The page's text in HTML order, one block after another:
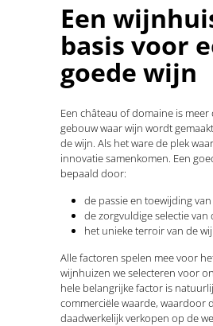
Een
basis voor
goede wijn
Een château of domaine is meer
gebouw waar wijn wordt
de wijn. Als het ware de plek
innovatie samenkomen. Een
bepaald door:
de passie en toewijding
de zorgvuldige selectie van
het unieke terroir van de
Alle factoren spelen mee voor
wijnhuizen we selecteren voor
hele belangrijke factor is
commerciële waarde, waardoor
daadwerkelijk verkopen op de